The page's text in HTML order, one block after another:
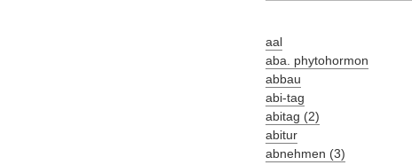
aal
aba. phytohormon
abbau
abi-tag
abitag (2)
abitur
abnehmen (3)